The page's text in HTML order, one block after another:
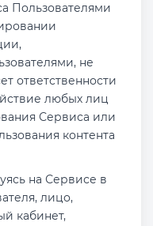
Пользователями
не
ответственности
любых лиц
Сервиса или
контента
на Сервисе в
лицо,
кабинет,